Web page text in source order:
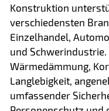
Konstruktion
verschiedensten
Einzelhandel,
und
Wärmedämmung,
Langlebigkeit,
umfassender